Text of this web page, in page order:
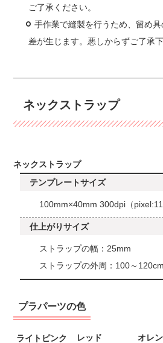
ご了承ください。
手作業で縫製を行うため、留め
差が生じます。悪しからずご了承下
ネックストラップ
ネックストラップ
テンプレートサイズ
100mm×40mm 300dpi（
仕上がりサイズ
ストラップの幅：25mm
ストラップの外周：100～
プラパーツの色
ライトピンク レッド オレ